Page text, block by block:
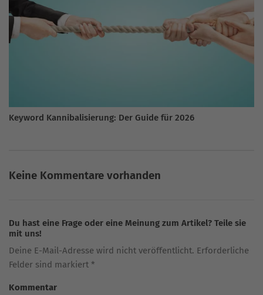
Keyword Kannibalisierung: Der Guide für 2026
Keine Kommentare vorhanden
Du hast eine Frage oder eine Meinung zum Artikel? Teile sie
mit uns!
Deine E-Mail-Adresse wird nicht veröffentlicht. Erforderliche
Felder sind markiert *
Kommentar